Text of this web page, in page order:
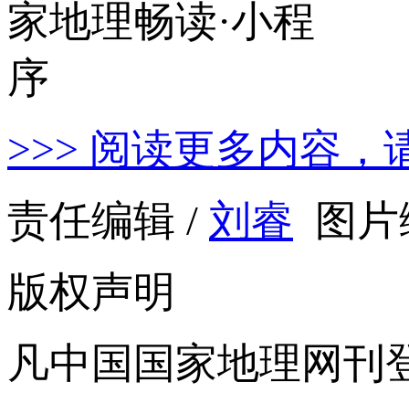
>>> 阅读更多内容，
责任编辑 / 刘睿 图
版权声明
凡中国国家地理网刊